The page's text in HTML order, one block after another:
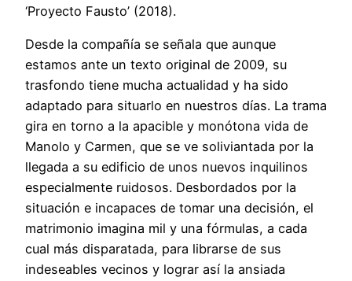
‘Proyecto Fausto’ (2018).
Desde la compañía se señala que aunque
estamos ante un texto original de 2009, su
trasfondo tiene mucha actualidad y ha sido
adaptado para situarlo en nuestros días. La trama
gira en torno a la apacible y monótona vida de
Manolo y Carmen, que se ve soliviantada por la
llegada a su edificio de unos nuevos inquilinos
especialmente ruidosos. Desbordados por la
situación e incapaces de tomar una decisión, el
matrimonio imagina mil y una fórmulas, a cada
cual más disparatada, para librarse de sus
indeseables vecinos y lograr así la ansiada